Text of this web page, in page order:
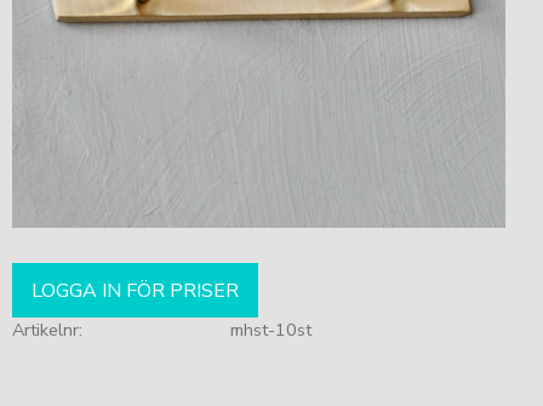
LOGGA IN FÖR PRISER
Artikelnr mhst-10st